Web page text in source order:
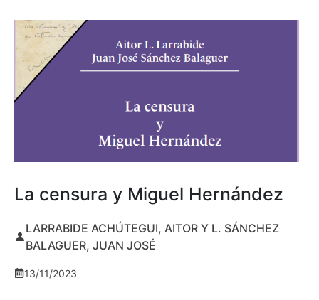
La censura y Miguel Hernández
LARRABIDE ACHÚTEGUI, AITOR Y L. SÁNCHEZ
BALAGUER, JUAN JOSÉ
13/11/2023